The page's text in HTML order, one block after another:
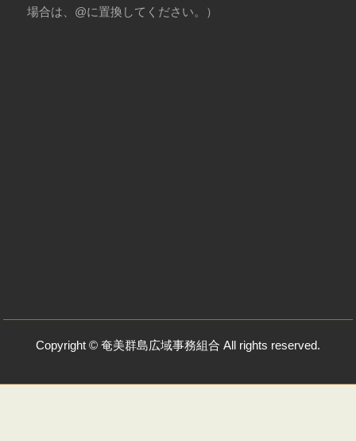
場合は、@に置換してください。）
Copyright © 奄美群島広域事務組合 All rights reserved.